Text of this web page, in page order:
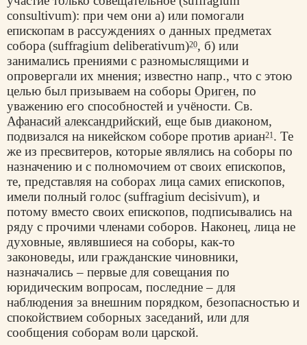
consultivum): при чем они а) или помогали
епископам в рассуждениях о данных предметах
собора (suffragium deliberativum)20, б) или
занимались прениями с разномыслящими и
опровергали их мнения; известно напр., что с этою
целью был призываем на соборы Ориген, по
уважению его способностей и учёности. Св.
Афанасий александрийский, еще быв диаконом,
подвизался на никейском соборе против ариан21. Те
же из пресвитеров, которые являлись на соборы по
назначению и с полномочием от своих епископов,
те, представляя на соборах лица самих епископов,
имели полный голос (suffragium deсisivum), и
потому вместо своих епископов, подписывались на
ряду с прочими членами соборов. Наконец, лица не
духовные, являвшиеся на соборы, как-то
законоведы, или гражданские чиновники,
назначались – первые для совещания по
юридическим вопросам, последние – для
наблюдения за внешним порядком, безопасностью и
спокойствием соборных заседаний, или для
сообщения соборам воли царской.